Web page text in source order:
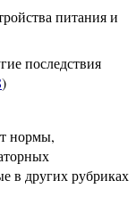
питания и
последствия
)
нормы,
в других рубриках